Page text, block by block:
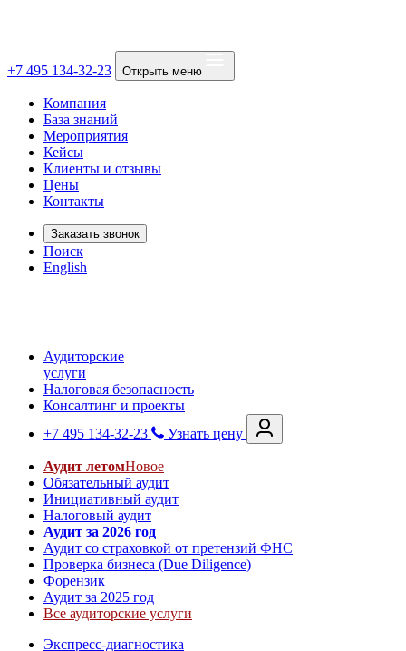
+7 495 134-32-23 Открыть меню
Компания
База знаний
Мероприятия
Кейсы
Клиенты и отзывы
Цены
Контакты
Заказать звонок
Поиск
English
Аудиторские
услуги
Налоговая безопасность
Консалтинг и проекты
+7 495 134-32-23
Узнать цену
Аудит летомНовое
Обязательный аудит
Инициативный аудит
Налоговый аудит
Аудит за 2026 год
Аудит со страховкой от претензий ФНС
Проверка бизнеса (Due Diligence)
Форензик
Аудит за 2025 год
Все аудиторские услуги
Экспресс-диагностика